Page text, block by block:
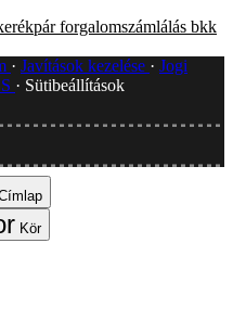
forgalomszámlálás bkk
Javítások kezelése
Jogi
Sütibeállítások
Kör